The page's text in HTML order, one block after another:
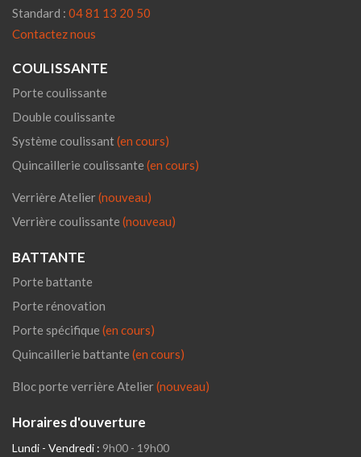
Standard : 04 81 13 20 50
Contactez nous
COULISSANTE
Porte coulissante
Double coulissante
Système coulissant(en cours)
Quincaillerie coulissante (en cours)
Verrière Atelier(nouveau)
Verrière coulissante (nouveau)
BATTANTE
Porte battante
Porte rénovation
Porte spécifique (en cours)
Quincaillerie battante (en cours)
Bloc porte verrière Atelier(nouveau)
Horaires d'ouverture
Lundi - Vendredi : 9h00 - 19h00